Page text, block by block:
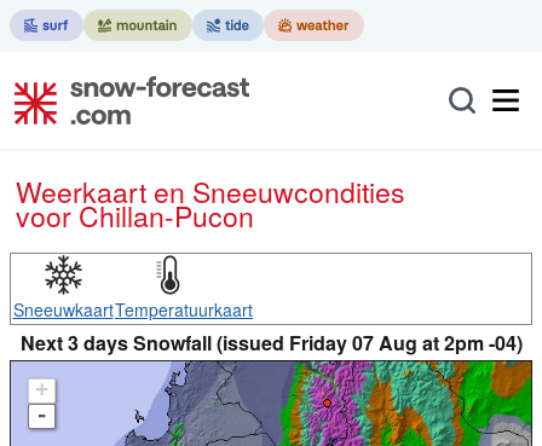
Weerkaart en Sneeuwcondities
voor Chillan-Pucon
SneeuwkaartTemperatuurkaart
Next 3 days Snowfall (issued Friday 07 Aug at 2pm -04)
+
-